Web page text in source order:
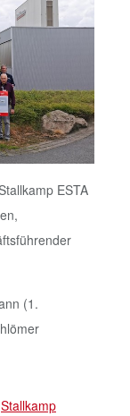
ESTA
(1.
Stallkamp